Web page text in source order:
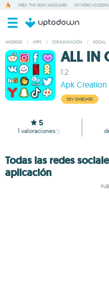
ARES: THE IRON VANGUARD MY HERO
ANDROID / APPS / COMUNICACIÓN / SOCIAL
ALL IN
1.2
Apk Creation
DEV ONBOARD
5
1 valoraciones
Todas las redes
aplicación